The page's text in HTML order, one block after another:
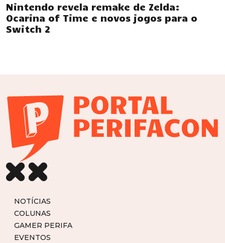
Nintendo revela remake de Zelda:
Ocarina of Time e novos jogos para o
Switch 2
NOTÍCIAS
COLUNAS
GAMER PERIFA
EVENTOS